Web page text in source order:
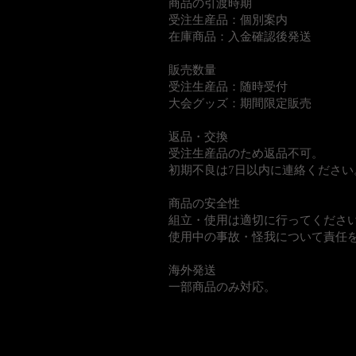
商品の引渡時期
受注生産品：個別案内
在庫商品：入金確認後発送
販売数量
受注生産品：随時受付
大会グッズ：期間限定販売
返品・交換
受注生産品のため返品不可。
初期不良は7日以内に連絡ください
商品の安全性
組立・使用は適切に行ってください
使用中の事故・怪我について責任
海外発送
一部商品のみ対応。